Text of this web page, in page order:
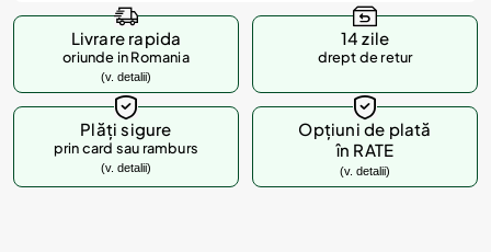
Livrare rapida
oriunde in Romania
(v. detalii)
14 zile
drept de retur
Plăți sigure
prin card sau ramburs
(v. detalii)
Opțiuni de plată
în RATE
(v. detalii)